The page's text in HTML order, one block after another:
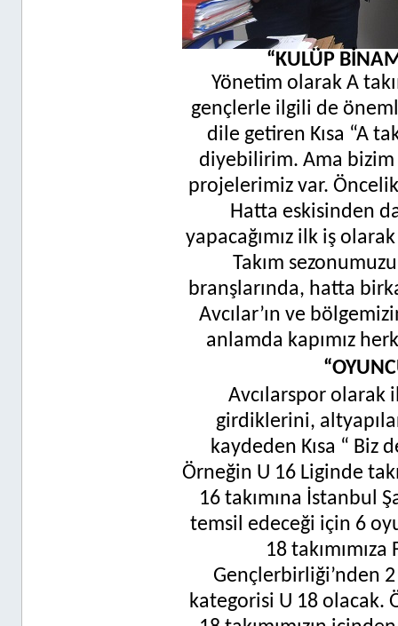
“KULÜP
Yönetim olarak A
gençlerle ilgili de
dile getiren Kısa “A
diyebilirim. Ama
projelerimiz var.
Hatta eskisinden
yapacağımız ilk iş
Takım
branşlarında, hatta
Avcılar’ın ve
anlamda kapımız
Avcılarspor olarak
girdiklerini,
kaydeden Kısa “ Biz
Örneğin U 16 Liginde
16 takımına İstanbul
temsil edeceği için 6
18
Gençlerbirliği’nden
kategorisi U 18 olacak.